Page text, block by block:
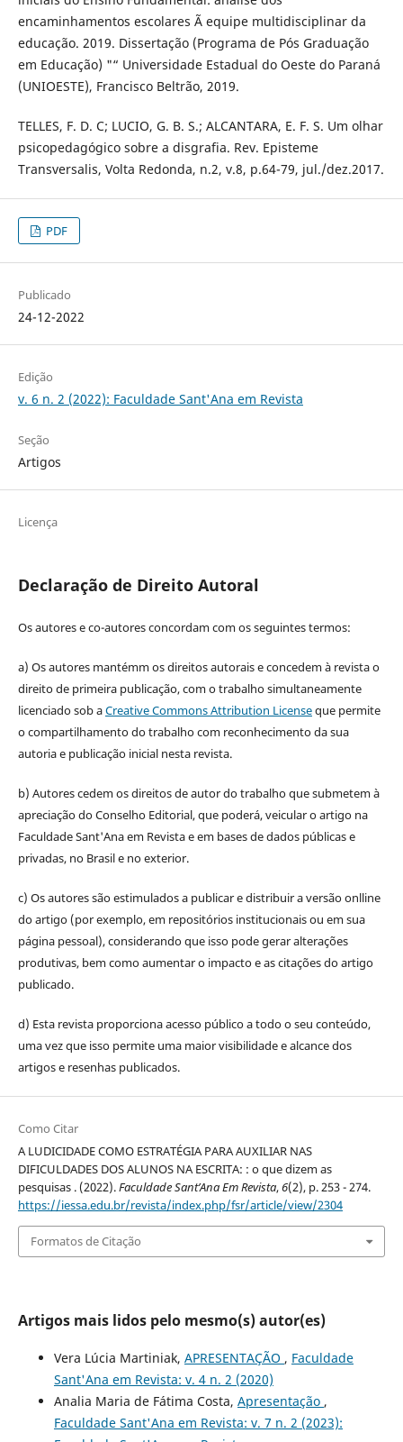
encaminhamentos escolares Ã equipe multidisciplinar da
educação. 2019. Dissertação (Programa de Pós Graduação
em Educação) "“ Universidade Estadual do Oeste do Paraná
(UNIOESTE), Francisco Beltrão, 2019.
TELLES, F. D. C; LUCIO, G. B. S.; ALCANTARA, E. F. S. Um olhar
psicopedagógico sobre a disgrafia. Rev. Episteme
Transversalis, Volta Redonda, n.2, v.8, p.64-79, jul./dez.2017.
PDF
Publicado
24-12-2022
Edição
v. 6 n. 2 (2022): Faculdade Sant'Ana em Revista
Seção
Artigos
Licença
Declaração de Direito Autoral
Os autores e co-autores concordam com os seguintes termos:
a) Os autores mantémm os direitos autorais e concedem à revista o
direito de primeira publicação, com o trabalho simultaneamente
licenciado sob aCreative Commons Attribution Licenseque permite
o compartilhamento do trabalho com reconhecimento da sua
autoria e publicação inicial nesta revista.
b) Autores cedem os direitos de autor do trabalho que submetem à
apreciação do Conselho Editorial, que poderá, veicular o artigo na
Faculdade Sant'Ana em Revista e em bases de dados públicas e
privadas, no Brasil e no exterior.
c) Os autores são estimulados a publicar e distribuir a versão onlline
do artigo (por exemplo, em repositórios institucionais ou em sua
página pessoal), considerando que isso pode gerar alterações
produtivas, bem como aumentar o impacto e as citações do artigo
publicado.
d) Esta revista proporciona acesso público a todo o seu conteúdo,
uma vez que isso permite uma maior visibilidade e alcance dos
artigos e resenhas publicados.
Como Citar
A LUDICIDADE COMO ESTRATÉGIA PARA AUXILIAR NAS
DIFICULDADES DOS ALUNOS NA ESCRITA: : o que dizem as
pesquisas . (2022).Faculdade Sant’Ana Em Revista,6(2), p. 253 - 274.
https://iessa.edu.br/revista/index.php/fsr/article/view/2304
Formatos de Citação
Artigos mais lidos pelo mesmo(s) autor(es)
Vera Lúcia Martiniak, APRESENTAÇÃO , Faculdade
Sant'Ana em Revista: v. 4 n. 2 (2020)
Analia Maria de Fátima Costa, Apresentação ,
Faculdade Sant'Ana em Revista: v. 7 n. 2 (2023):